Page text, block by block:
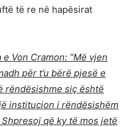
të re në hapësirat
Von Cramon: “Më vjen
për t’u bërë pjesë e
rëndësishme siç është
institucion i rëndësishëm
që ky të mos jetë